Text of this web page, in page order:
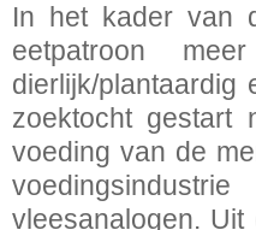
In het kader van
eetpatroon
dierlijk/
zoektocht gestart
voeding van de
vleesanalogen.